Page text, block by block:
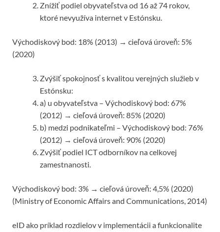
Znížiť podiel obyvateľstva od 16 až 74 rokov,
ktoré nevyužíva internet v Estónsku.
Východiskový bod: 18% (2013) → cieľová úroveň: 5%
(2020)
Zvýšiť spokojnosť s kvalitou verejných služieb v
Estónsku:
a) u obyvateľstva – Východiskový bod: 67%
(2012) → cieľová úroveň: 85% (2020)
b) medzi podnikateľmi – Východiskový bod: 76%
(2012) → cieľová úroveň: 90% (2020)
Zvýšiť podiel ICT odborníkov na celkovej
zamestnanosti.
Východiskový bod: 3% → cieľová úroveň: 4,5% (2020)
(Ministry of Economic Affairs and Communications, 2014)
eID ako príklad rozdielov v implementácii a funkcionalite